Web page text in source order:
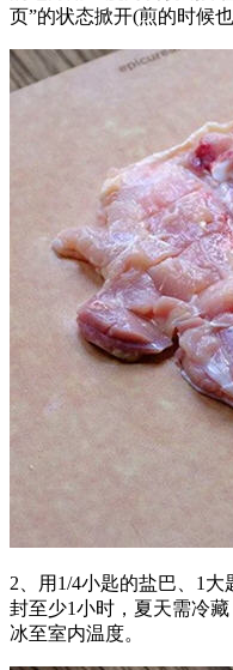
页”的状态掀开(煎的时候
2、用1/4小匙的盐巴、1
封至少1小时，夏天需冷
冰至室内温度。